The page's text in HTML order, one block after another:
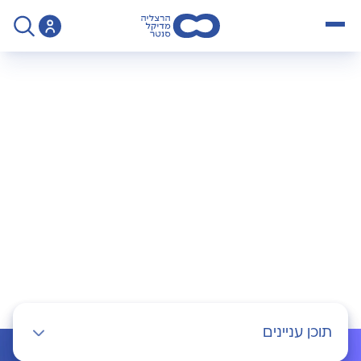
תוכן עניינים